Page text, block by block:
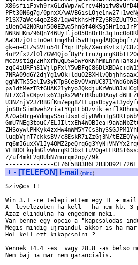
X86sfiiFbvh9rxGLdVwp/
PFt30N6g7g/0pnxX/
P1SX7aWck4qoZ88/
gk+n+CtZwSVEu54FfYqrIPpk/XeonKvLxT/
GmU7NEg3touC/
luqbVjnT7ckksBV/c8EskR7iZzGjBN/
Z/uf4mkEVqOUbN7murqm2np//9k=
+ - [TELEFON] I-mail (mind)
Sziv@cs !!
Win 3.1 -re telepitettem egy IE +
A  levelezoben ha kell - ha nem kb.
Azaz elindulna ha engednem neki.
Van benne egy opcio a "kapcsolodas
Megis mindig ujraindul akkor is ha
Hol kell ezt kikapcsolni ?
Vennek 14.4 -es  vagy 28.8 -as belso
Nem baj ha mar nem garancialis.